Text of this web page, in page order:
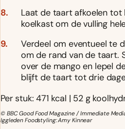
Laat de taart afkoelen
koelkast om de vulling
Verdeel om eventueel te
om de rand van de taart.
over de mango en lepel
blijft de taart tot drie
Per stuk: 471 kcal | 52 g
© BBC Good Food Magazine / Immediate
Iggleden Foodstyling: Amy Kinnear